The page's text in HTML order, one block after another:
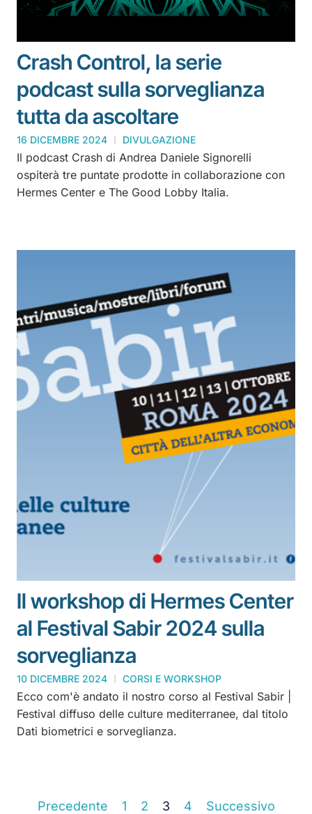
Crash Control, la serie
podcast sulla sorveglianza
tutta da ascoltare
16 DICEMBRE 2024 DIVULGAZIONE
Il podcast Crash di Andrea Daniele Signorelli
ospiterà tre puntate prodotte in collaborazione con
Hermes Center e The Good Lobby Italia.
Il workshop di Hermes Center
al Festival Sabir 2024 sulla
sorveglianza
10 DICEMBRE 2024 CORSI E WORKSHOP
Ecco com'è andato il nostro corso al Festival Sabir |
Festival diffuso delle culture mediterranee, dal titolo
Dati biometrici e sorveglianza.
Precedente 1 2 3 4 Successivo